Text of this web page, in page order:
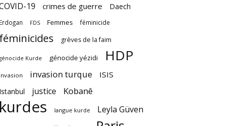
19 crimes de guerre Daech
FDS Femmes féminicide
grèves de la faim
Kurde génocide yézidi HDP
invasion turque ISIS
justice Kobanê
langue kurde Leyla Güven